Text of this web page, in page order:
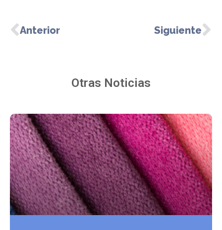
Anterior Siguiente
Otras Noticias